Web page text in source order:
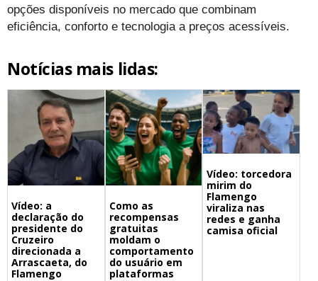
opções disponíveis no mercado que combinam
eficiência, conforto e tecnologia a preços acessíveis.
Notícias mais lidas:
Vídeo: a
declaração do
presidente do
Cruzeiro
direcionada a
Arrascaeta, do
Flamengo
Como as
recompensas
gratuitas
moldam o
comportamento
do usuário em
plataformas
Vídeo: torcedora
mirim do
Flamengo
viraliza nas
redes e ganha
camisa oficial